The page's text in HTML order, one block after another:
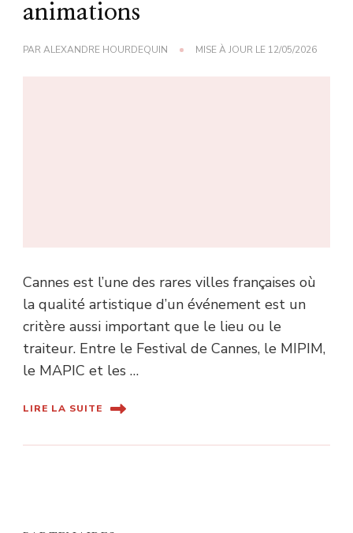
animations
PARALEXANDRE HOURDEQUIN MISE À JOUR LE 12/05/2026
Cannes est l’une des rares villes françaises où
la qualité artistique d’un événement est un
critère aussi important que le lieu ou le
traiteur. Entre le Festival de Cannes, le MIPIM,
le MAPIC et les …
LIRE LA SUITE